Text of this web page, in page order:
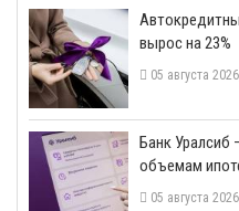
вырос на 23%
05 августа
​Банк Уралсиб
объемам
05 августа